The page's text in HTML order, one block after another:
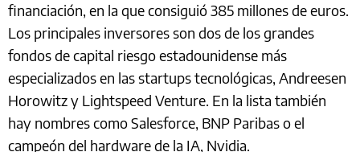
financiación, en la que consiguió 385 millones de euros.
Los principales inversores son dos de los grandes
fondos de capital riesgo estadounidense más
especializados en las startups tecnológicas, Andreesen
Horowitz y Lightspeed Venture. En la lista también
hay nombres como Salesforce, BNP Paribas o el
campeón del hardware de la IA, Nvidia.